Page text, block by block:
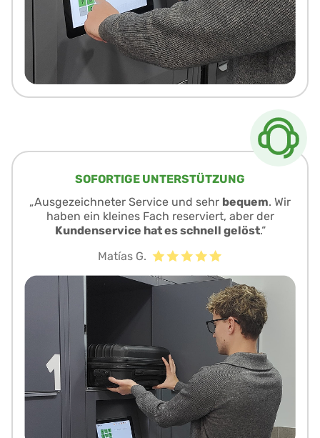
SOFORTIGE UNTERSTÜTZUNG
„Ausgezeichneter Service und sehr bequem. Wir
haben ein kleines Fach reserviert, aber der
Kundenservice hat es schnell gelöst.“
Matías G.